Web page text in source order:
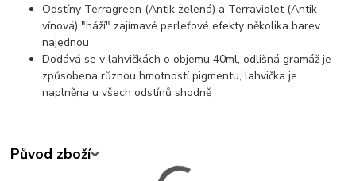
Odstíny Terragreen (Antik zelená) a Terraviolet (Antik
vínová) "háží" zajímavé perleťové efekty několika barev
najednou
Dodává se v lahvičkách o objemu 40ml, odlišná gramáž je
způsobena různou hmotností pigmentu, lahvička je
naplněna u všech odstínů shodně
Původ zboží